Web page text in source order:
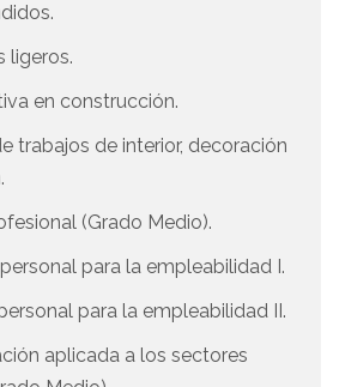
ligeros.
en construcción.
trabajos de interior, decoración
(Grado Medio).
para la empleabilidad I.
para la empleabilidad II.
aplicada a los sectores